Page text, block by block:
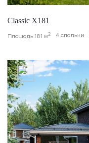
Classic X181
Площадь 181 м2 4 спальни